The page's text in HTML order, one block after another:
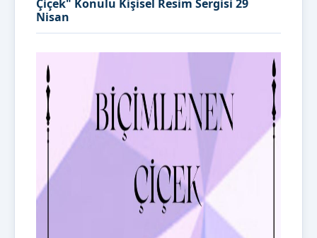
Çiçek" Konulu Kişisel Resim Sergisi 29
Nisan